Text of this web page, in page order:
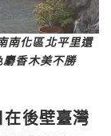
南化區北平里還
麝香木美不勝
在後壁臺灣